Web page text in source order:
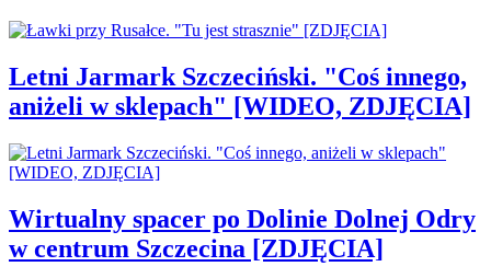
Letni Jarmark Szczeciński. "Coś innego,
aniżeli w sklepach" [WIDEO, ZDJĘCIA]
Wirtualny spacer po Dolinie Dolnej Odry
w centrum Szczecina [ZDJĘCIA]